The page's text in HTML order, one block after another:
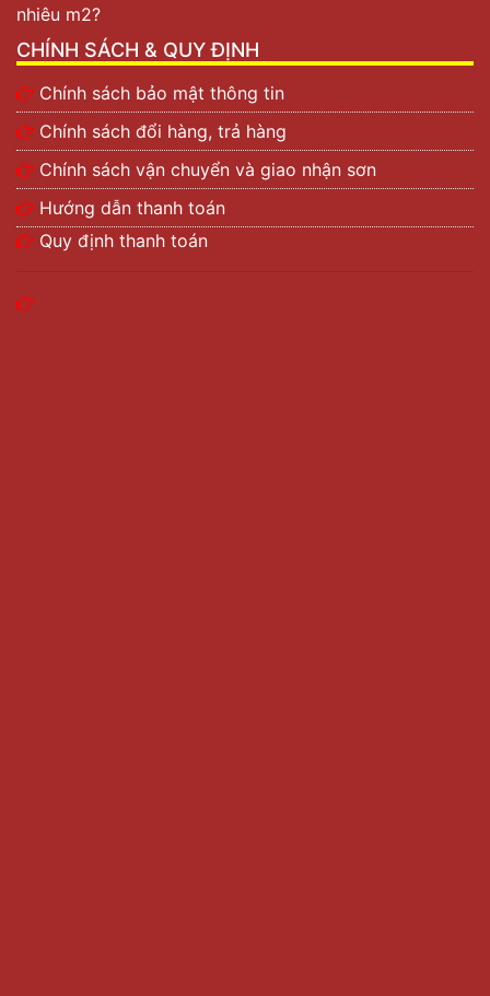
nhiêu m2?
CHÍNH SÁCH & QUY ĐỊNH
Chính sách bảo mật thông tin
Chính sách đổi hàng, trả hàng
Chính sách vận chuyển và giao nhận sơn
Hướng dẫn thanh toán
Quy định thanh toán